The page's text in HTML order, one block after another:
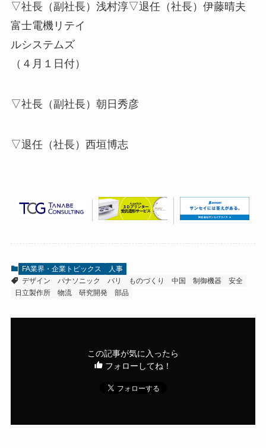
▽社長（副社長）浅村淳▽退任（社長）伊藤晴夫
富士電機リテイ
ルシステムズ
（４月１日付）
▽社長（副社長）朝日秀彦
▽退任（社長）西垣博志
FA業界・企業トピックス
人事
デザイン
パナソニック バリ ものづくり 中国 制御機器
安全
日立製作所
物流 研究開発 部品
この記事が気に入ったら
フォローしてね！